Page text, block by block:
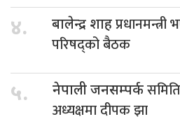
४. बालेन्द्र शाह
परिषद्को बैठक
५. नेपाली जनसम्पर्क
अध्यक्षमा दीपक झा